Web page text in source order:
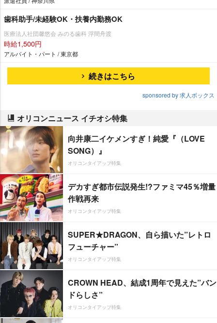
歯科助手/未経験OK・扶養内勤務OK
医療法人社団馨悠会 みのる歯科 浮間舟渡
時給1,500円
アルバイト・パート / 東京都
続きはこちら
sponsored by 求人ボックス
オリコンニュース イチオシ特集
向井康二イケメンすぎ！純愛『（LOVE
SONG）』
オリコンタイアップ特集
デカすぎ都市伝説発生!?ファミマ45％増量
作戦再来
オリコンタイアップ特集
SUPER★DRAGON、自ら描いた”レトロ
フューチャー”
オリコンタイアップ特集
CROWN HEAD、結成1周年で見えた”バン
ドらしさ”
オリコンタイアップ特集